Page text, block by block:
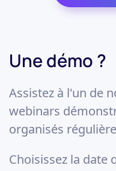
Une démo ?
Assistez à l'un de
webinars
organisés
Choisissez la date